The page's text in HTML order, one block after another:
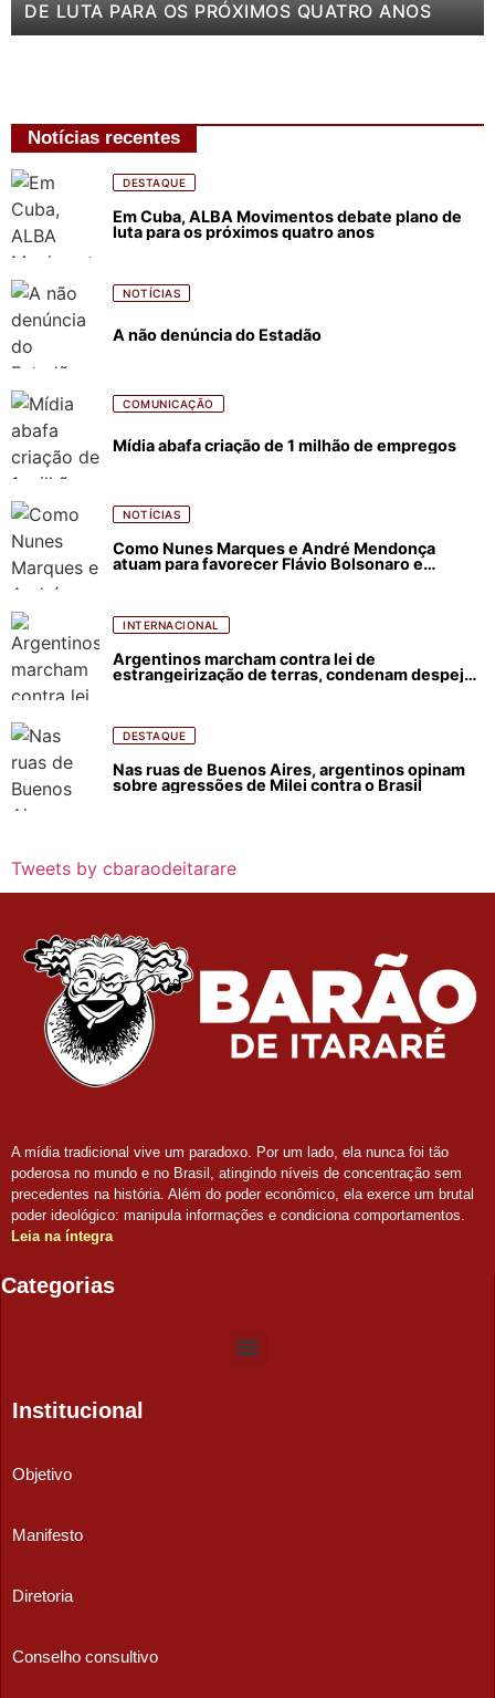
DE LUTA PARA OS PRÓXIMOS QUATRO ANOS
Notícias recentes
DESTAQUE
Em Cuba, ALBA Movimentos debate plano de
luta para os próximos quatro anos
NOTÍCIAS
A não denúncia do Estadão
COMUNICAÇÃO
Mídia abafa criação de 1 milhão de empregos
NOTÍCIAS
Como Nunes Marques e André Mendonça
atuam para favorecer Flávio Bolsonaro e
INTERNACIONAL
Argentinos marcham contra lei de
estrangeirização de terras, condenam despejos
DESTAQUE
Nas ruas de Buenos Aires, argentinos opinam
sobre agressões de Milei contra o Brasil
Tweets by cbaraodeitarare
A mídia tradicional vive um paradoxo. Por um lado, ela nunca foi tão
poderosa no mundo e no Brasil, atingindo níveis de concentração sem
precedentes na história. Além do poder econômico, ela exerce um brutal
poder ideológico: manipula informações e condiciona comportamentos.
Leia na íntegra
Categorias
Institucional
Objetivo
Manifesto
Diretoria
Conselho consultivo